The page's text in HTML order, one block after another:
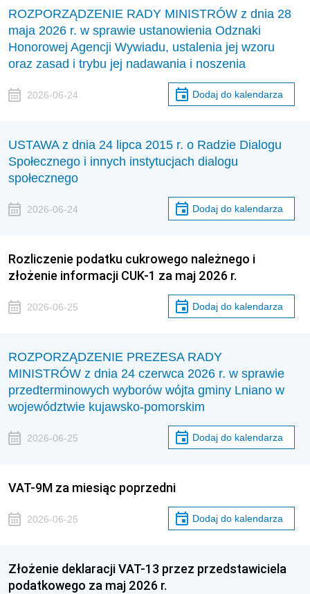
ROZPORZĄDZENIE RADY MINISTRÓW z dnia 28
maja 2026 r. w sprawie ustanowienia Odznaki
Honorowej Agencji Wywiadu, ustalenia jej wzoru
oraz zasad i trybu jej nadawania i noszenia
2026-06-24 Dodaj do kalendarza
USTAWA z dnia 24 lipca 2015 r. o Radzie Dialogu
Społecznego i innych instytucjach dialogu
społecznego
2026-06-24 Dodaj do kalendarza
Rozliczenie podatku cukrowego należnego i
złożenie informacji CUK-1 za maj 2026 r.
2026-06-25 Dodaj do kalendarza
ROZPORZĄDZENIE PREZESA RADY
MINISTRÓW z dnia 24 czerwca 2026 r. w sprawie
przedterminowych wyborów wójta gminy Lniano w
województwie kujawsko-pomorskim
2026-06-25 Dodaj do kalendarza
VAT-9M za miesiąc poprzedni
2026-06-25 Dodaj do kalendarza
Złożenie deklaracji VAT-13 przez przedstawiciela
podatkowego za maj 2026 r.